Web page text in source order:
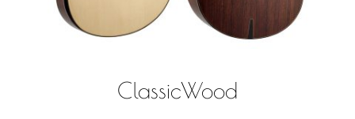
ClassicWood